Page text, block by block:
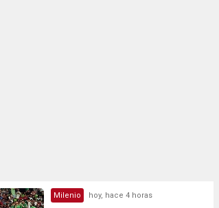
Milenio hoy, hace 4 horas